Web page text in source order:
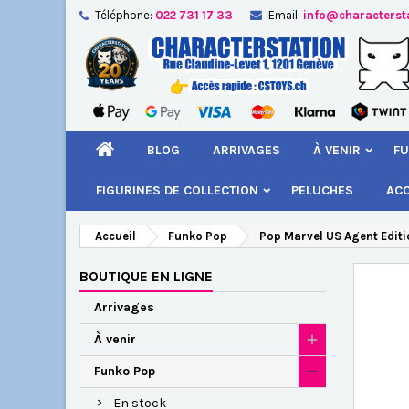
Téléphone: 022 731 17 33 Email:
BLOG ARRIVAGES À VENIR
FIGURINES DE COLLECTION PELUCHES
Accueil Funko Pop Pop Marvel US Agent
BOUTIQUE EN LIGNE
Arrivages
À venir
Funko Pop
En stock